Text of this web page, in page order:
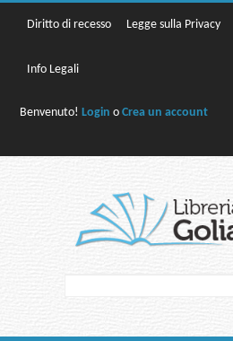
Diritto di recesso Legge sulla Privacy
Info Legali
Benvenuto!Login oCrea un account